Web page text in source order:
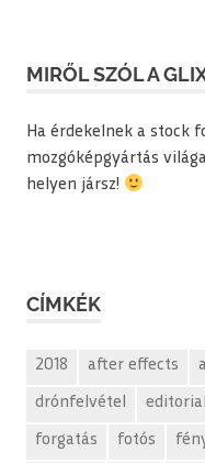
MIRŐL SZÓL A
Ha érdekelnek a stock
mozgóképgyártás
helyen jársz!
CÍMKÉK
2018 after effects
drónfelvétel editorial
forgatás fotós